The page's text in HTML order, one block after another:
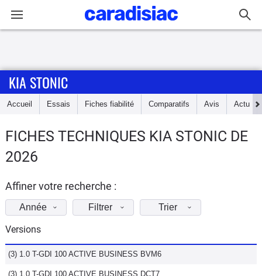
Accueil
Essais
d'achat
Electriques
Utilitaires
KIA STONIC
Accueil Essais Fiches fiabilité Comparatifs Avis Actu
FICHES TECHNIQUES KIA STONIC DE
2026
Affiner votre recherche :
Année Filtrer Trier
Versions
(3) 1.0 T-GDI 100 ACTIVE BUSINESS BVM6
(3) 1.0 T-GDI 100 ACTIVE BUSINESS DCT7